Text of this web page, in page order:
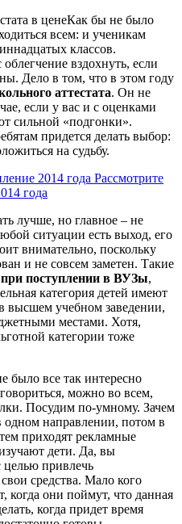
Как бы не было
всем: и ученикам
классов.
вздохнуть, если
Дело в том, что в этом году
аттестата. Он не
если у вас и с оценками
сильной «подгонки».
придется делать выбор:
на судьбу.
2014 года Рассмотрите
года
лучше, но главное – не
ситуации есть выход, его
внимательно, поскольку
и не совсем заметен. Такие
поступлении в ВУЗы,
категория детей имеют
высшем учебном заведении,
местами. Хотя,
категории тоже
было все так интересно
можно во всем,
Посудим по-умному. Зачем
направлении, потом в
приходят рекламные
дети. Да, вы
целью привлечь
средства. Мало кого
когда они поймут, что данная
когда придет время